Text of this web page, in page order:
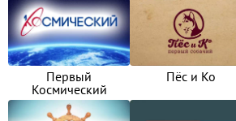
Первый
Космический
Пёс и Ко